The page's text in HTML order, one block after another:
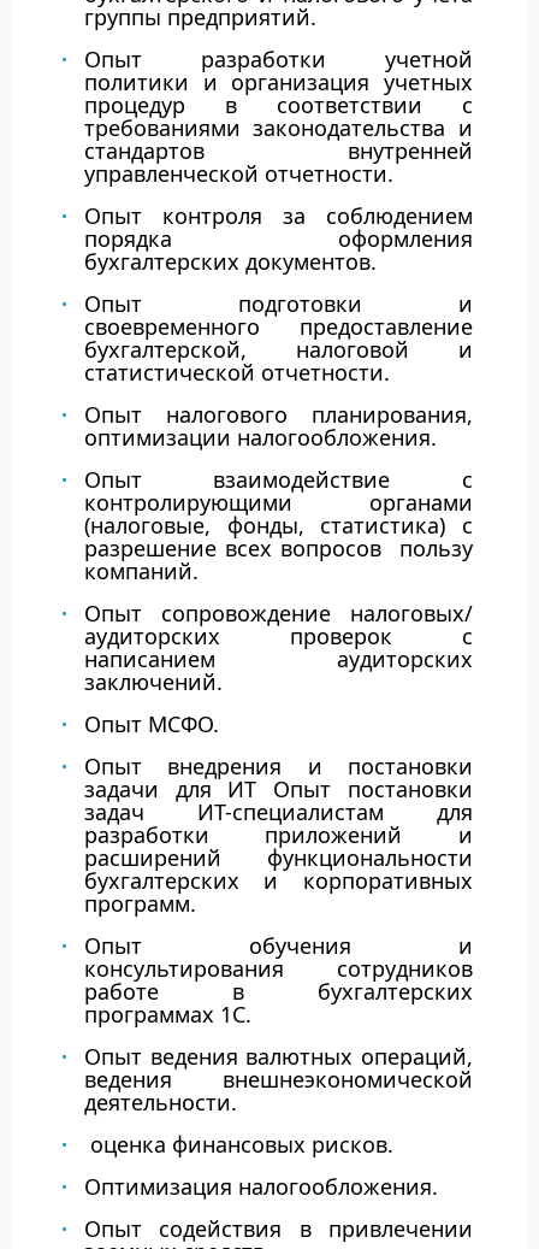
группы предприятий.
Опыт разработки учетной
политики и организация учетных
процедур в соответствии с
требованиями законодательства и
стандартов внутренней
управленческой отчетности.
Опыт контроля за соблюдением
порядка оформления
бухгалтерских документов.
Опыт подготовки и
своевременного предоставление
бухгалтерской, налоговой и
статистической отчетности.
Опыт налогового планирования,
оптимизации налогообложения.
Опыт взаимодействие с
контролирующими органами
(налоговые, фонды, статистика) с
разрешение всех вопросов пользу
компаний.
Опыт сопровождение налоговых/
аудиторских проверок с
написанием аудиторских
заключений.
Опыт МСФО.
Опыт внедрения и постановки
задачи для ИТ Опыт постановки
задач ИТ-специалистам для
разработки приложений и
расширений функциональности
бухгалтерских и корпоративных
программ.
Опыт обучения и
консультирования сотрудников
работе в бухгалтерских
программах 1С.
Опыт ведения валютных операций,
ведения внешнеэкономической
деятельности.
оценка финансовых рисков.
Оптимизация налогообложения.
Опыт содействия в привлечении